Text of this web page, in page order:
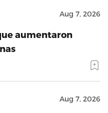
Aug 7, 2026
aumentaron
Aug 7, 2026